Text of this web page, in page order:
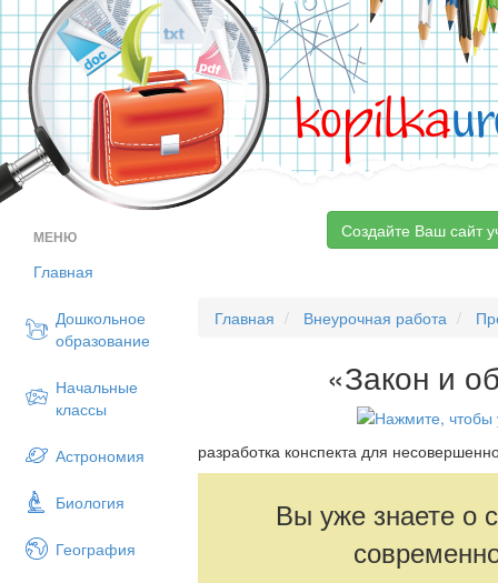
kopilka
МЕНЮ
Главная
Дошкольное
образование
Начальные
классы
Астрономия
Биология
География
Создайте Ваш сайт
Главная Внеурочная работа
«Закон и
разработка конспекта для
Вы уже знаете о